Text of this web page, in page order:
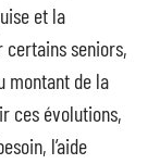
et la
seniors,
montant de la
ces évolutions,
l’aide